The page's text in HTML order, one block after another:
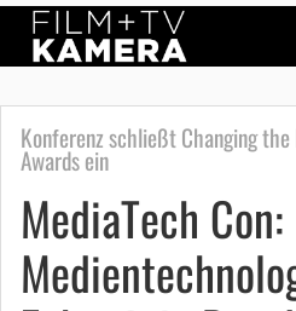
Konferenz schließt Changing
Awards ein
MediaTech Con: